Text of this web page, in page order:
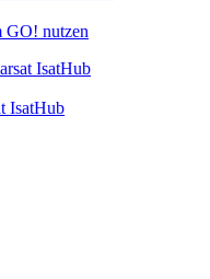
GO! nutzen
IsatHub